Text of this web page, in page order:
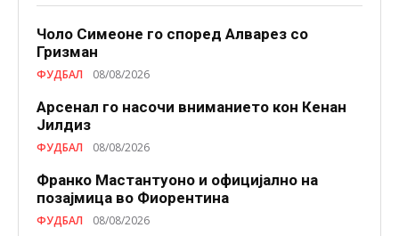
Чоло Симеоне го според Алварез со
Гризман
ФУДБАЛ 08/08/2026
Арсенал го насочи вниманието кон Кенан
Јилдиз
ФУДБАЛ 08/08/2026
Франко Мастантуоно и официјално на
позајмица во Фиорентина
ФУДБАЛ 08/08/2026